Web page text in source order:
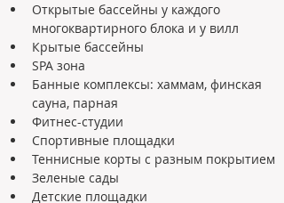
Открытые бассейны у каждого
многоквартирного блока и у вилл
Крытые бассейны
SPA зона
Банные комплексы: хаммам, финская
сауна, парная
Фитнес-студии
Спортивные площадки
Теннисные корты с разным покрытием
Зеленые сады
Детские площадки